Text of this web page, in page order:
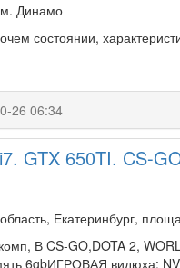
м. Динамо
состоянии,
26 06:34
GTX 650TI. CS-
Екатеринбург,
В CS-GO,DOTA 2,
6gbИГРОВАЯ видюха: